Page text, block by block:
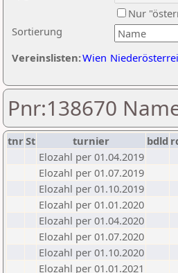
Sortierung
Nur
Vereinslisten:Wien
Pnr:138670
tnrSt turnier bdld
Elozahl per 01.04.2019
Elozahl per 01.07.2019
Elozahl per 01.10.2019
Elozahl per 01.01.2020
Elozahl per 01.04.2020
Elozahl per 01.07.2020
Elozahl per 01.10.2020
Elozahl per 01.01.2021